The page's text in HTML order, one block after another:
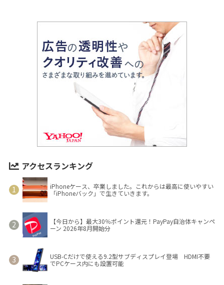
アクセスランキング
iPhoneケース、卒業しました。これからは最高に使いやすい
「iPhoneバック」で生きていきます。
【今日から】最大30％ポイント還元！PayPay自治体キャンペ
ーン 2026年8月開始分
USB-Cだけで使える9.2型サブディスプレイ登場 HDMI不要
でPCケース内にも設置可能